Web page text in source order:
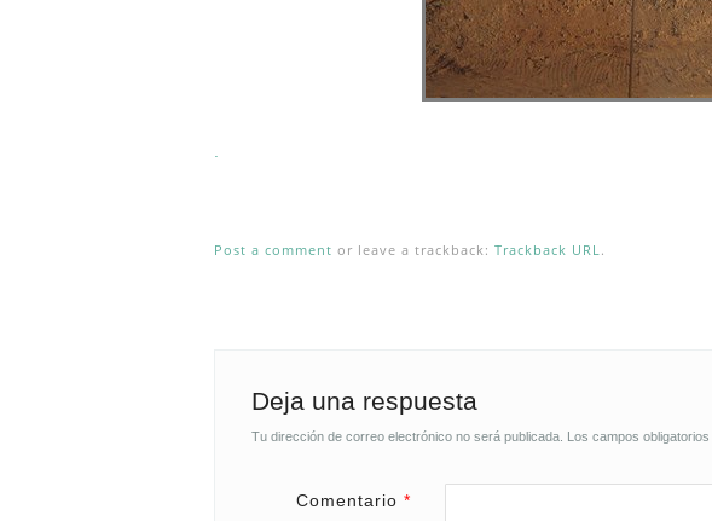
Post a comment or leave a trackback: Trackback URL .
Deja una respuesta
Tu dirección de correo electrónico no será publicada. Los campos
Comentario *